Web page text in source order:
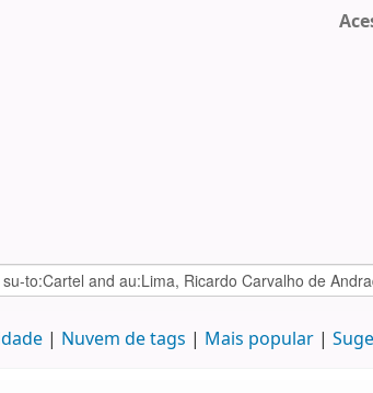
Nuvem de tags Mais popular